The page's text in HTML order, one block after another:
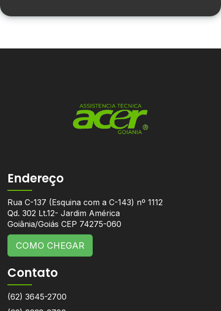
Endereço
Rua C-137 (Esquina com a C-143) nº 1112
Qd. 302 Lt.12- Jardim América
Goiânia/Goiás CEP 74275-060
COMO CHEGAR
Contato
(62) 3645-2700